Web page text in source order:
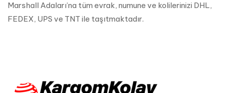
Marshall Adaları’na tüm evrak, numune ve kolilerinizi DHL,
FEDEX, UPS ve TNT ile taşıtmaktadır.